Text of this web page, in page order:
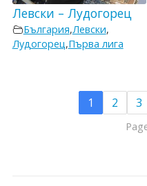
Левски – Лудогорец
България,Левски,
Лудогорец,Първа лига
1 2 3